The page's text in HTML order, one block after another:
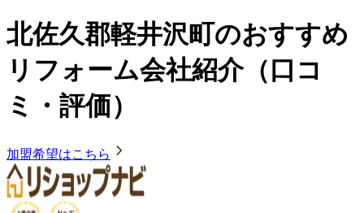
北佐久郡軽井沢町のおすすめ
リフォーム会社紹介（口コ
ミ・評価）
加盟希望はこちら